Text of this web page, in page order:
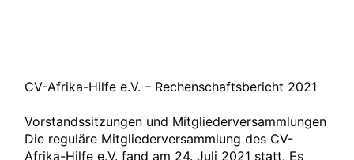
CV-Afrika-Hilfe e.V. – Rechenschaftsbericht 2021
Vorstandssitzungen und Mitgliederversammlungen
Die reguläre Mitgliederversammlung des CV-
Afrika-Hilfe e.V. fand am 24. Juli 2021 statt. Es